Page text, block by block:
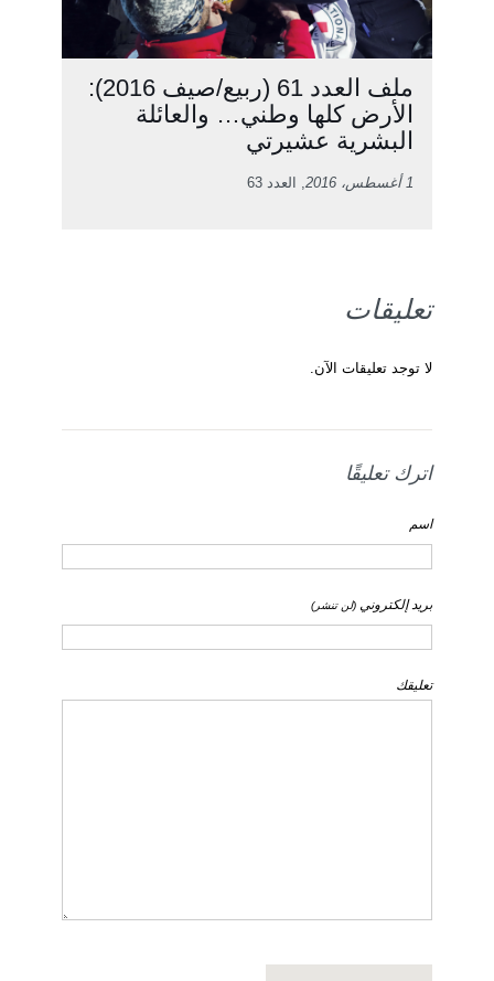
ملف العدد 61 (ربيع/صيف 2016):
الأرض كلها وطني… والعائلة
البشرية عشيرتي
1 أغسطس، 2016 , العدد 63
تعليقات
لا توجد تعليقات الآن.
اترك تعليقًا
اسم
بريد إلكتروني (لن تنشر)
تعليقك